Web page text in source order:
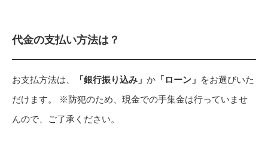
代金の支払い方法は？
お支払方法は、 「銀行振り込み」 か 「ローン」 をお選びいた
だけます。 ※防犯のため、現金での手集金は行っていませ
んので、ご了承ください。